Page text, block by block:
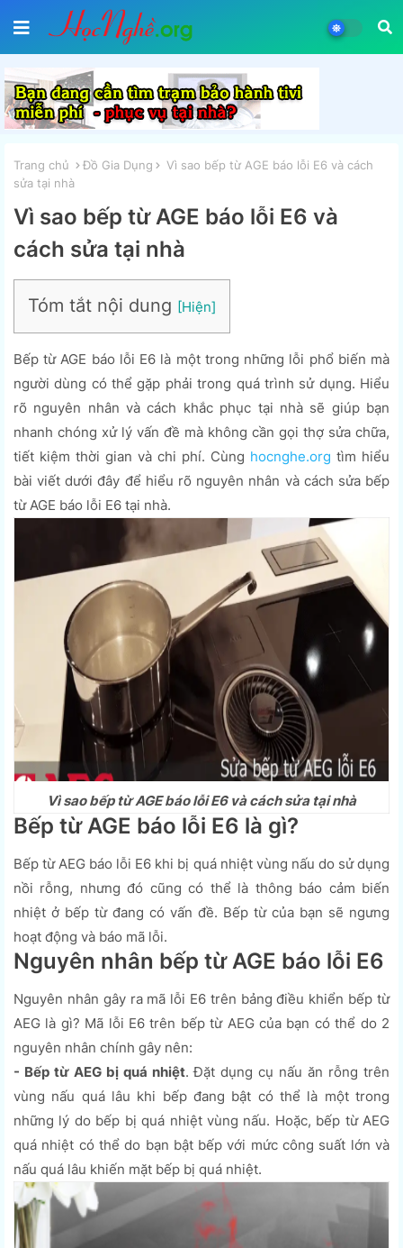
Trang chủ Đồ Gia Dụng
Vì sao bếp từ AGE báo lỗi E6 và cách
sửa tại nhà
Vì sao bếp từ AGE báo lỗi E6 và
cách sửa tại nhà
Tóm tắt nội dung
Bếp từ AGE báo lỗi E6 là một trong những lỗi phổ biến mà
người dùng có thể gặp phải trong quá trình sử dụng. Hiểu
rõ nguyên nhân và cách khắc phục tại nhà sẽ giúp bạn
nhanh chóng xử lý vấn đề mà không cần gọi thợ sửa chữa,
tiết kiệm thời gian và chi phí. Cùng hocnghe.org tìm hiểu
bài viết dưới đây để hiểu rõ nguyên nhân và cách sửa bếp
từ AGE báo lỗi E6 tại nhà.
Vì sao bếp từ AGE báo lỗi E6 và cách sửa tại nhà
Bếp từ AGE báo lỗi E6 là gì?
Bếp từ AEG báo lỗi E6 khi bị quá nhiệt vùng nấu do sử dụng
nồi rỗng, nhưng đó cũng có thể là thông báo cảm biến
nhiệt ở bếp từ đang có vấn đề. Bếp từ của bạn sẽ ngưng
hoạt động và báo mã lỗi.
Nguyên nhân bếp từ AGE báo lỗi E6
Nguyên nhân gây ra mã lỗi E6 trên bảng điều khiển bếp từ
AEG là gì? Mã lỗi E6 trên bếp từ AEG của bạn có thể do 2
nguyên nhân chính gây nên:
- Bếp từ AEG bị quá nhiệt. Đặt dụng cụ nấu ăn rỗng trên
vùng nấu quá lâu khi bếp đang bật có thể là một trong
những lý do bếp bị quá nhiệt vùng nấu. Hoặc, bếp từ AEG
quá nhiệt có thể do bạn bật bếp với mức công suất lớn và
nấu quá lâu khiến mặt bếp bị quá nhiệt.